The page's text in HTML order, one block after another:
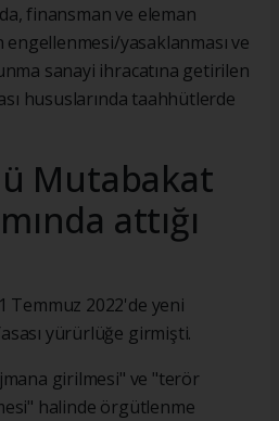
finansman ve eleman
yasaklanması ve
sanayi ihracatına getirilen
hususlarında taahhütlerde
Mutabakat
attığı
Temmuz 2022'de yeni
yürürlüğe girmişti.
girilmesi" ve "terör
halinde örgütlenme